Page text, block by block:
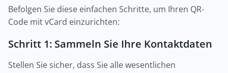
Befolgen Sie diese einfachen Schritte, um Ihren QR-
Code mit vCard einzurichten:
Schritt 1: Sammeln Sie Ihre Kontaktdaten
Stellen Sie sicher, dass Sie alle wesentlichen